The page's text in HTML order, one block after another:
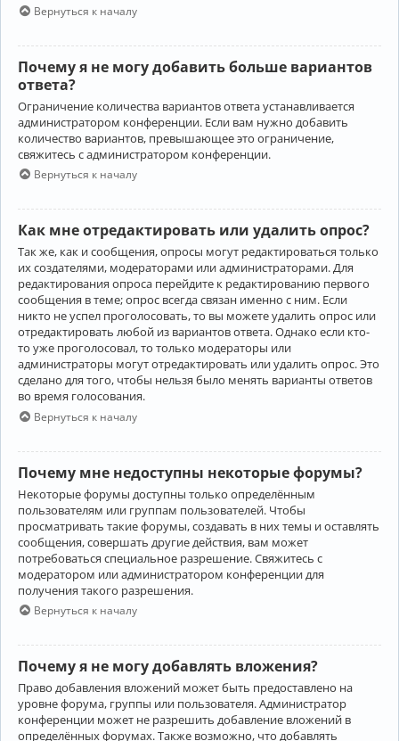
Вернуться к началу
Почему я не могу добавить больше вариантов
ответа?
Ограничение количества вариантов ответа устанавливается
администратором конференции. Если вам нужно добавить
количество вариантов, превышающее это ограничение,
свяжитесь с администратором конференции.
Вернуться к началу
Как мне отредактировать или удалить опрос?
Так же, как и сообщения, опросы могут редактироваться только
их создателями, модераторами или администраторами. Для
редактирования опроса перейдите к редактированию первого
сообщения в теме; опрос всегда связан именно с ним. Если
никто не успел проголосовать, то вы можете удалить опрос или
отредактировать любой из вариантов ответа. Однако если кто-
то уже проголосовал, то только модераторы или
администраторы могут отредактировать или удалить опрос. Это
сделано для того, чтобы нельзя было менять варианты ответов
во время голосования.
Вернуться к началу
Почему мне недоступны некоторые форумы?
Некоторые форумы доступны только определённым
пользователям или группам пользователей. Чтобы
просматривать такие форумы, создавать в них темы и оставлять
сообщения, совершать другие действия, вам может
потребоваться специальное разрешение. Свяжитесь с
модератором или администратором конференции для
получения такого разрешения.
Вернуться к началу
Почему я не могу добавлять вложения?
Право добавления вложений может быть предоставлено на
уровне форума, группы или пользователя. Администратор
конференции может не разрешить добавление вложений в
определённых форумах. Также возможно, что добавлять